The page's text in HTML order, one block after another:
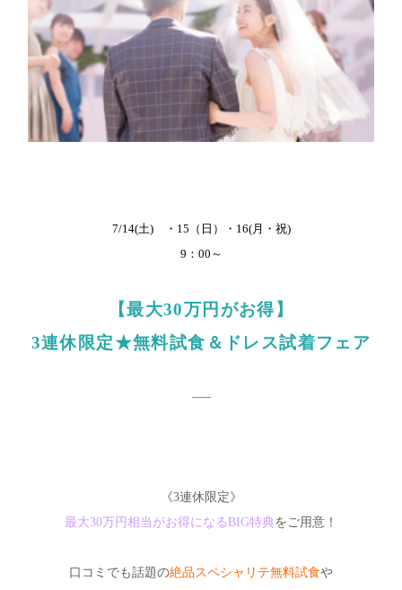
7/14(土) ・15（日）・16(月・祝)
9：00～
【最大30万円がお得】
3連休限定★無料試食＆ドレス試着フェア
—–
《3連休限定》
最大30万円相当がお得になるBIG特典をご用意！
口コミでも話題の絶品スペシャリテ無料試食や